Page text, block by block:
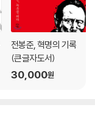
전봉준, 혁명의 기록
(큰글자도서)
30,000원